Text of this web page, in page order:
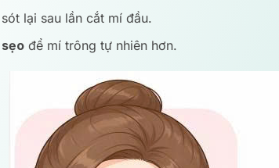
lại sau lần cắt mí đầu.
để mí trông tự nhiên hơn.